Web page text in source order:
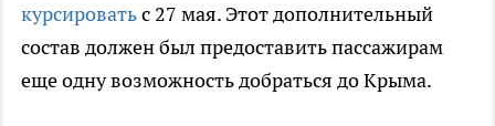
курсироватьс 27 мая. Этот дополнительный
состав должен был предоставить пассажирам
еще одну возможность добраться до Крыма.